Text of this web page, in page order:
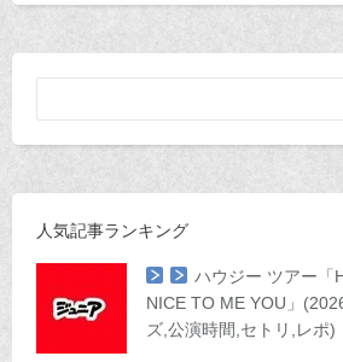
人気記事ランキング
ハウジー ツアー「
NICE TO ME YOU」
ズ,公演時間,セトリ,レポ)